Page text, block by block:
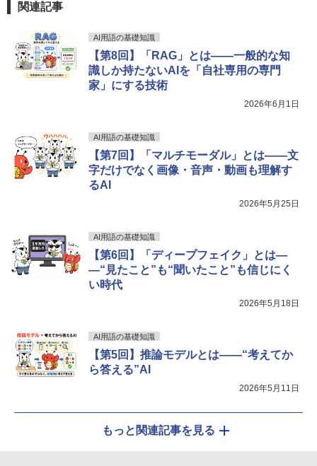
2GB×2枚 (64GB) 相性保証 288pin シ
ー・エフ・デー販売 CFD Standard W5
U5600CS-32GC46F
￥96,800
4
TEAMGROUP (旧称 Team) T-FORCE D
ELTA RGB DDR5 6000MHz 32GB (16G
Bx2枚) CL38 PC5-48000 デスクトップ
用 メモリ ホワイト Intel XMP3.0 / AMD
品・メーカー無期限保証】FF4D532G60
￥76,880
シリコンパワー デスクトップPC用 メモ
リ DDR4 3200 PC4-25600 16GB x 2枚
￥33,839
関連記事
AI用語の基礎知識
【第8回】「RAG」とは――一般的な知
識しか持たないAIを「自社専用の専門
家」にする技術
2026年6月1日
AI用語の基礎知識
【第7回】「マルチモーダル」とは――文
字だけでなく画像・音声・動画も理解す
るAI
2026年5月25日
AI用語の基礎知識
【第6回】「ディープフェイク」とは―
―“見たこと”も“聞いたこと”も信じにく
い時代
2026年5月18日
AI用語の基礎知識
【第5回】推論モデルとは――“考えてか
ら答える”AI
2026年5月11日
もっと関連記事を見る